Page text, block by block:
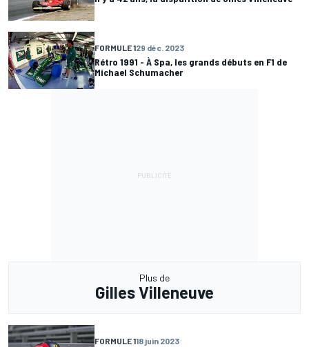
FORMULE 129 déc. 2023
Rétro 1991 - À Spa, les grands débuts en F1 de
Michael Schumacher
Plus de
Gilles Villeneuve
FORMULE 118 juin 2023